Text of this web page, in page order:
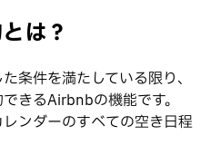
は？
条件を満たしている限り、
きるAirbnbの機能です。
ンダーのすべての空き日程